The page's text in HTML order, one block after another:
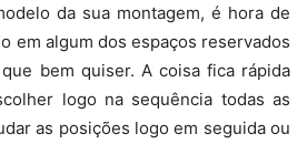
da sua montagem, é hora de
em algum dos espaços reservados
bem quiser. A coisa fica rápida
logo na sequência todas as
as posições logo em seguida ou